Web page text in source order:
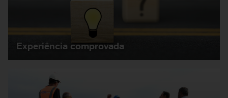
Experiência comprovada